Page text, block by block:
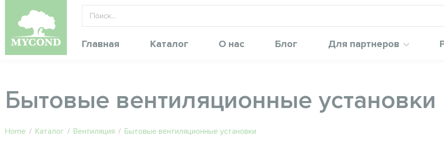
Главная Каталог О нас Блог Для партнеров
Бытовые вентиляционные установки
Home / Каталог / Вентиляция / Бытовые вентиляционные установки